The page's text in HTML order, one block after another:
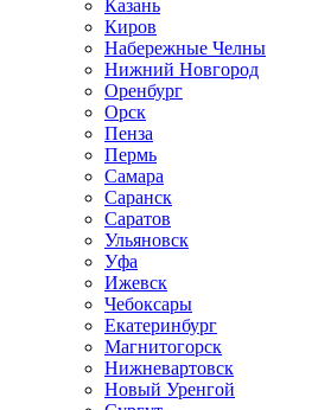
Казань
Киров
Набережные Челны
Нижний Новгород
Оренбург
Орск
Пенза
Пермь
Самара
Саранск
Саратов
Ульяновск
Уфа
Ижевск
Чебоксары
Екатеринбург
Магнитогорск
Нижневартовск
Новый Уренгой